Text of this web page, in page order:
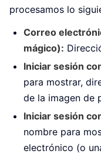
procesamos lo
Correo
mágico):
Iniciar sesión
para mostrar,
de la imagen de
Iniciar sesión
nombre para
electrónico (o